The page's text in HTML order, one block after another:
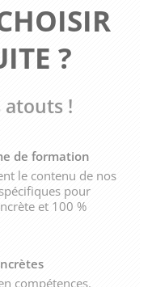
?
atouts !
de formation
le contenu de nos
pour
et 100 %
compétences.